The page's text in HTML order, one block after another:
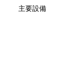
主要設備